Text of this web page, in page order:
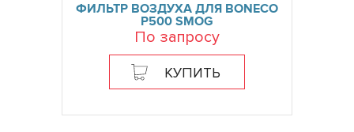
ФИЛЬТР ВОЗДУХА ДЛЯ BONECO
P500 SMOG
По запросу
КУПИТЬ